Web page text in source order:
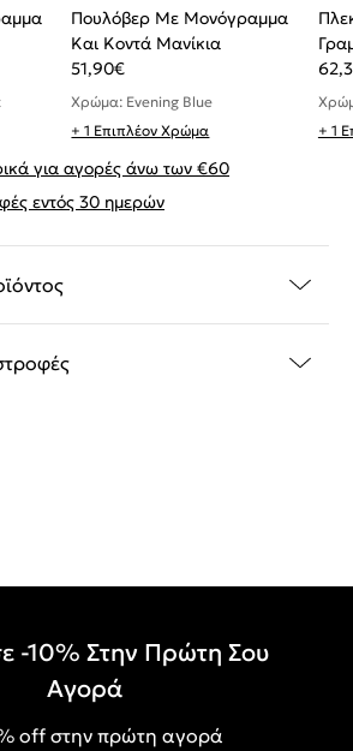
Πουλόβερ Με Μονόγραμμα
Και Κοντά Μανίκια
51,90€
Χρώμα: Evening Blue
+ 1 Επιπλέον Χρώμα
+ 1
για αγορές άνω των €60
εντός 30 ημερών
-10% Στην Πρώτη Σου
Αγορά
off στην πρώτη αγορά